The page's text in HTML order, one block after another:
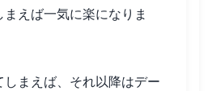
えば一気に楽になりま
しまえば、それ以降はデー